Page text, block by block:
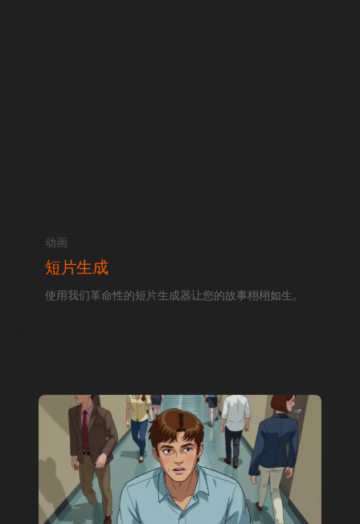
动画
短片生成
使用我们革命性的短片生成器让您的故事栩栩如生。